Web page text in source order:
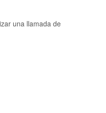
una llamada de